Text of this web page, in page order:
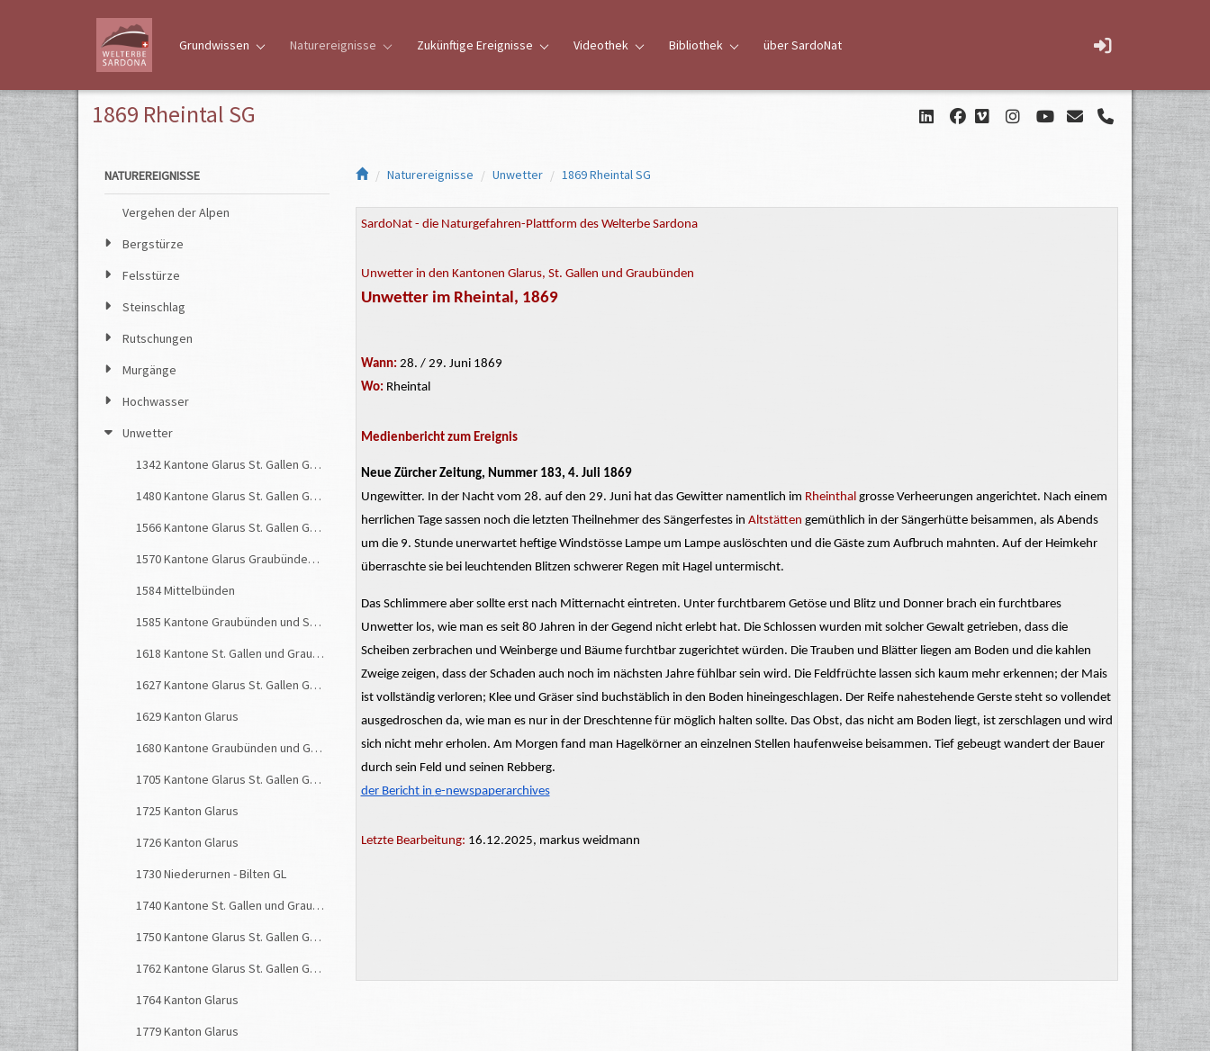
Grundwissen Naturereignisse Zukünftige Ereignisse Videothek Bibliothek über SardoNat
1869 Rheintal SG
Naturereignisse Unwetter 1869 Rheintal SG
SardoNat - die Naturgefahren-Plattform des Welterbe Sardona
Unwetter in den Kantonen Glarus, St. Gallen und Graubünden
Unwetter im Rheintal, 1869
Wann: 28. / 29. Juni 1869
Wo: Rheintal
Medienbericht zum Ereignis
Neue Zürcher Zeitung, Nummer 183, 4. Juli 1869
Ungewitter. In der Nacht vom 28. auf den 29. Juni hat das Gewitter namentlich im Rheinthal grosseVerheerungen angerichtet. Nach einem
herrlichen Tage sassen noch die letzten Theilnehmer des Sängerfestes in Altstätten gemüthlich in der Sängerhütte beisammen, als Abends
um die 9. Stunde unerwartet heftige Windstösse Lampe um Lampe auslöschten und die Gäste zum Aufbruch mahnten. Auf der Heimkehr
überraschte sie bei leuchtenden Blitzen schwererRegen mit Hagel untermischt.
Das Schlimmere aber sollte erst nach Mitternacht eintreten. Unter furchtbarem Getöse und Blitz und Donner brach ein furchtbares
Unwetter los, wie man es seit 80 Jahren in der Gegend nicht erlebt hat. Die Schlossen wurden mit solcher Gewalt getrieben, dass die
Scheiben zerbrachen und Weinberge und Bäume furchtbar zugerichtet würden. Die Trauben und Blätter liegen am Boden und die kahlen
Zweige zeigen, dass der Schaden auch noch im nächsten Jahre fühlbar sein wird. Die Feldfrüchte lassen sich kaum mehr erkennen; der Mais
ist vollständig verloren; Klee und Gräser sind buchstäblich in den Boden hineingeschlagen. Der Reife nahestehende Gerste steht so vollendet
ausgedroschen da, wie man es nur in der Dreschtennefür möglich halten sollte. Das Obst, das nicht am Boden liegt, ist zerschlagen und wird
sich nicht mehr erholen. Am Morgen fand man Hagelkörner an einzelnen Stellen haufenweise beisammen. Tief gebeugt wandert der Bauer
durch sein Feld und seinen Rebberg.
der Bericht in e-newspaperarchives
Letzte Bearbeitung: 16.12.2025, markus weidmann
NATUREREIGNISSE
Vergehen der Alpen
Bergstürze
Felsstürze
Steinschlag
Rutschungen
Murgänge
Hochwasser
Unwetter
1342 Kantone Glarus St. Gallen Graubünden
1480 Kantone Glarus St. Gallen Graubünden
1566 Kantone Glarus St. Gallen Graubünden
1570 Kantone Glarus Graubünden St. Gallen
1584 Mittelbünden
1585 Kantone Graubünden und St. Gallen
1618 Kantone St. Gallen und Graubünden
1627 Kantone Glarus St. Gallen Graubünden
1629 Kanton Glarus
1680 Kantone Graubünden und Glarus
1705 Kantone Glarus St. Gallen Graubünden
1725 Kanton Glarus
1726 Kanton Glarus
1730 Niederurnen - Bilten GL
1740 Kantone St. Gallen und Graubünden
1750 Kantone Glarus St. Gallen Graubünden
1762 Kantone Glarus St. Gallen Graubünden
1764 Kanton Glarus
1779 Kanton Glarus